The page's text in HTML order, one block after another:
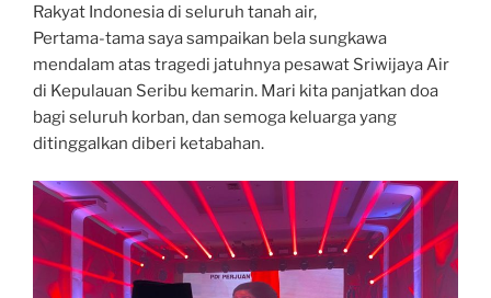
Rakyat Indonesia di seluruh tanah air,
Pertama-tama saya sampaikan bela sungkawa
mendalam atas tragedi jatuhnya pesawat Sriwijaya Air
di Kepulauan Seribu kemarin. Mari kita panjatkan doa
bagi seluruh korban, dan semoga keluarga yang
ditinggalkan diberi ketabahan.